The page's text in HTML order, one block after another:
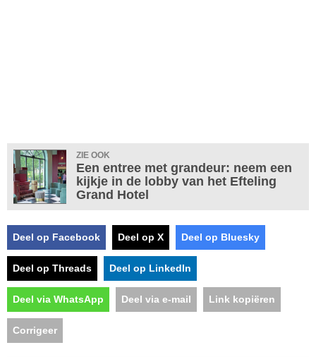
ZIE OOK
Een entree met grandeur: neem een
kijkje in de lobby van het Efteling
Grand Hotel
Deel op Facebook Deel op X Deel op Bluesky
Deel op Threads Deel op LinkedIn
Deel via WhatsApp Deel via e-mail Link kopiëren
Corrigeer